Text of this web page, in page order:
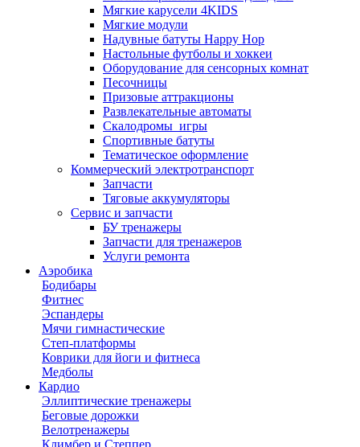
Мягкие карусели 4KIDS
Мягкие модули
Надувные батуты Happy Hop
Настольные футболы и хоккеи
Оборудование для сенсорных комнат
Песочницы
Призовые аттракционы
Развлекательные автоматы
Скалодромы_игры
Спортивные батуты
Тематическое оформление
Коммерческий электротранспорт
Запчасти
Тяговые аккумуляторы
Сервис и запчасти
БУ тренажеры
Запчасти для тренажеров
Услуги ремонта
Аэробика
Бодибары
Фитнес
Эспандеры
Мячи гимнастические
Степ-платформы
Коврики для йоги и фитнеса
Медболы
Кардио
Эллиптические тренажеры
Беговые дорожки
Велотренажеры
Климбер и Степпер